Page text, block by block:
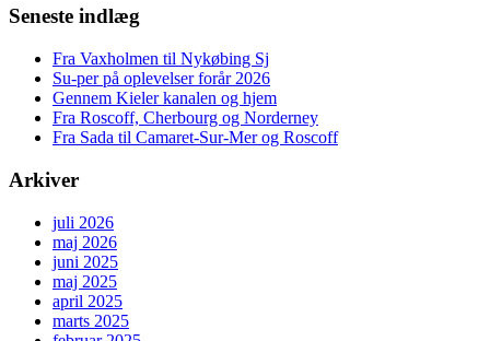
Seneste indlæg
Fra Vaxholmen til Nykøbing Sj
Su-per på oplevelser forår 2026
Gennem Kieler kanalen og hjem
Fra Roscoff, Cherbourg og Norderney
Fra Sada til Camaret-Sur-Mer og Roscoff
Arkiver
juli 2026
maj 2026
juni 2025
maj 2025
april 2025
marts 2025